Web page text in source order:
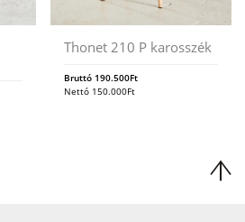
Thonet 210 P karosszék
Bruttó 190.500Ft
Nettó 150.000Ft